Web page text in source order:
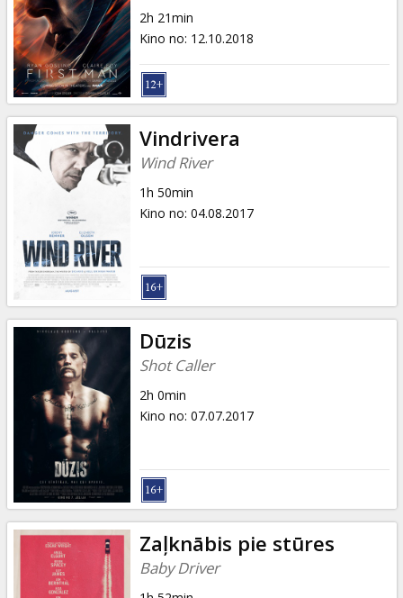
2h 21min
Kino no: 12.10.2018
Vindrivera
Wind River
1h 50min
Kino no: 04.08.2017
Dūzis
Shot Caller
2h 0min
Kino no: 07.07.2017
Zaļknābis pie stūres
Baby Driver